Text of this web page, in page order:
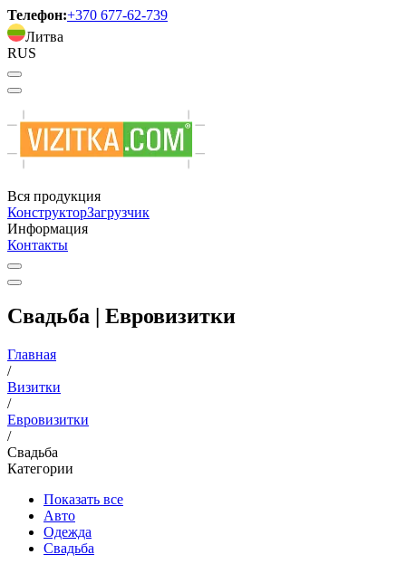
Телефон:+370 677-62-739
Литва
RUS
Вся продукция
КонструкторЗагрузчик
Информация
Контакты
Свадьба | Евровизитки
Главная
/
Визитки
/
Евровизитки
/
Свадьба
Категории
Показать все
Авто
Одежда
Свадьба